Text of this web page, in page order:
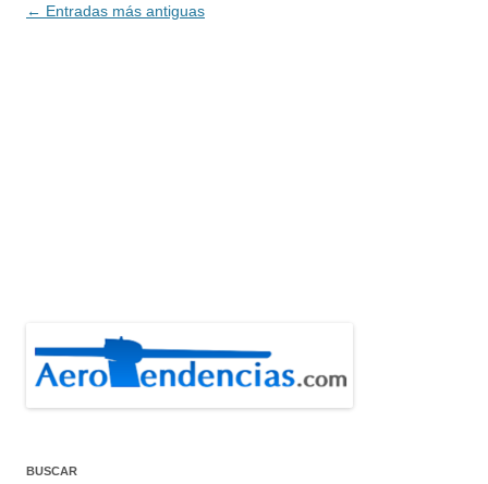
Navegación
← Entradas más antiguas
BUSCAR